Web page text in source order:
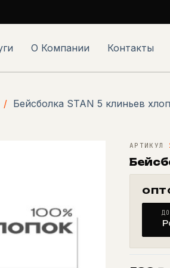
О Компании Контакты
/ Бейсболка STAN 5 клиньев
АРТИКУЛ